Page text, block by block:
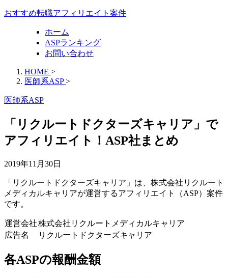
おすすめ転職アフィリエイト案件
ホーム
ASPランキング
お問い合わせ
HOME >
医師系ASP >
医師系ASP
「リクルートドクターズキャリア」で
アフィリエイト！ASP社まとめ
2019年11月30日
「リクルートドクターズキャリア」は、株式会社リクルート
メディカルキャリアが運営するアフィリエイト（ASP）案件
です。
運営会社株式会社リクルートメディカルキャリア
広告名
リクルートドクターズキャリア
各ASPの報酬金額